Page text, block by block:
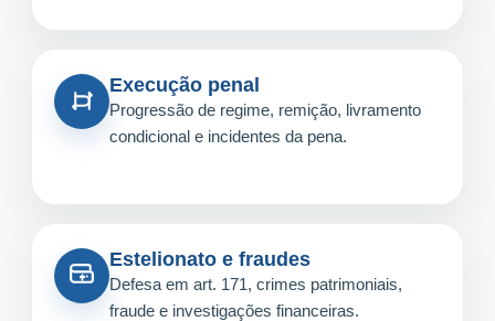
Execução penal
Progressão de regime, remição, livramento
condicional e incidentes da pena.
Estelionato e fraudes
Defesa em art. 171, crimes patrimoniais,
fraude e investigações financeiras.